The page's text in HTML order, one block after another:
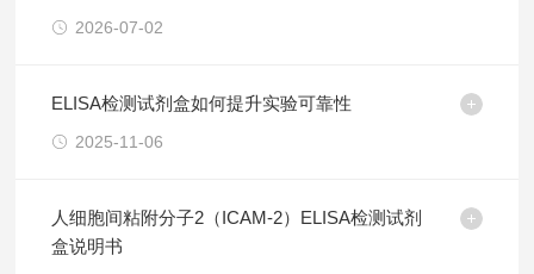
2026-07-02
ELISA检测试剂盒如何提升实验可靠性
2025-11-06
人细胞间粘附分子2（ICAM-2）ELISA检测试剂
盒说明书